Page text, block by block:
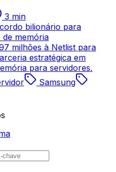
3 min
bilionário para
de memória
milhões à Netlist para
estratégica em
para servidores.
Samsung